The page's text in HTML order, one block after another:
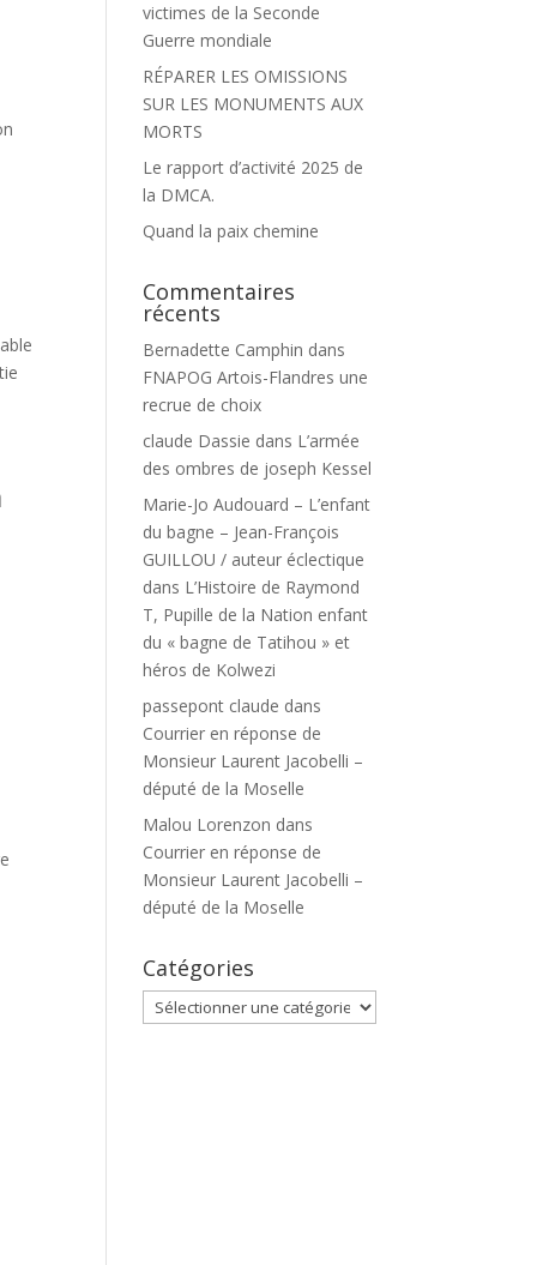
victimes de la Seconde
Guerre mondiale
RÉPARER LES OMISSIONS
SUR LES MONUMENTS AUX
MORTS
Le rapport d’activité 2025 de
la DMCA.
Quand la paix chemine
Commentaires
récents
Bernadette Camphin dans
FNAPOG Artois-Flandres une
recrue de choix
claude Dassie dans L’armée
des ombres de joseph Kessel
Marie-Jo Audouard – L’enfant
du bagne – Jean-François
GUILLOU / auteur éclectique
dans L’Histoire de Raymond
T, Pupille de la Nation enfant
du « bagne de Tatihou » et
héros de Kolwezi
passepont claude dans
Courrier en réponse de
Monsieur Laurent Jacobelli –
député de la Moselle
Malou Lorenzon dans
Courrier en réponse de
Monsieur Laurent Jacobelli –
député de la Moselle
Catégories
Catégories